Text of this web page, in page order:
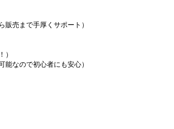
販売まで手厚くサポート）
）
能なので初心者にも安心）